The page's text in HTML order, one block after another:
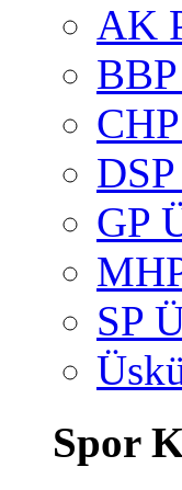
AK
GP
SP
Spor